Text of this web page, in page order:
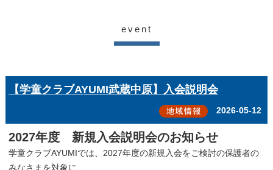
event
【学童クラブAYUMI武蔵中原】入会説明会
2026-05-12
2027年度 新規入会説明会のお知らせ
学童クラブAYUMIでは、2027年度の新規入会をご検討の保護者の
みなさまを対象に、